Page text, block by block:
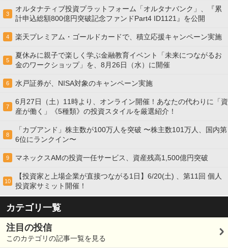
3
オルタナティブ投資プラットフォーム「オルタナバンク」、『累
計申込総額800億円突破記念ファンドPart4 ID1121』を公開
4 楽天プレミアム・ゴールドカードで、積立応援キャンペーン実施
5
夏休みに親子で楽しく学ぶ金融教育イベント「未来につながるお
金のワークショップ」を、8月26日（水）に開催
6 水戸証券が、NISA対象のキャンペーン実施
7
6月27日（土）11時より、オンライン開催！あなたの代わりに「資
産が働く」《5種類》の投資スタイルを厳選紹介！
8
「カブアンド」株主数が100万人を突破 〜株主数101万人、国内第
6位にランクイン〜
9 マネックスAMの投資一任サービス、資産残高1,500億円突破
10
【投資家と上場企業が直接つながる1日】6/20(土) 、第11回 個人
投資家サミット開催！
カテゴリ一覧
注目の投信
このカテゴリの記事一覧を見る